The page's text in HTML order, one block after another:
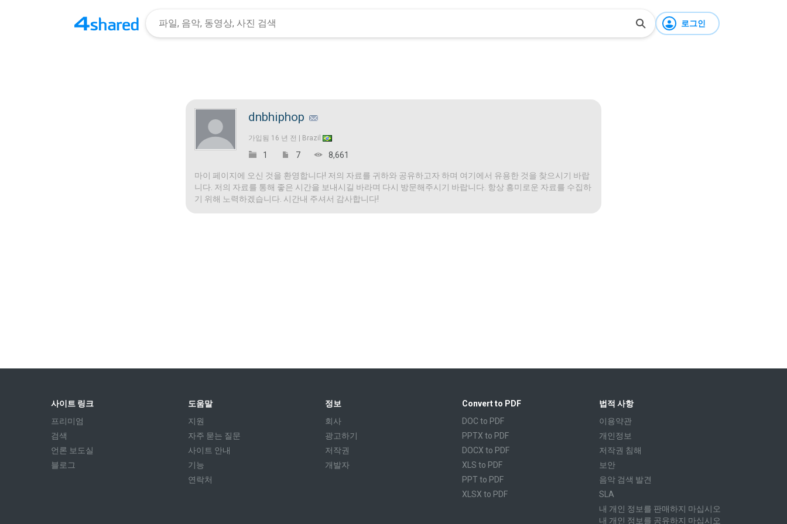
로그인
dnbhiphop
가입됨 16 년 전 | Brazil
1 7 8,661
마이 페이지에 오신 것을 환영합니다! 저의 자료를 귀하와 공유하고자 하며 여기에서 유용한 것을 찾으시기 바랍
니다. 저의 자료를 통해 좋은 시간을 보내시길 바라며 다시 방문해주시기 바랍니다. 항상 흥미로운 자료를 수집하
기 위해 노력하겠습니다. 시간내 주셔서 감사합니다!
사이트 링크
프리미엄
검색
언론 보도실
블로그
도움말
지원
자주 묻는 질문
사이트 안내
기능
연락처
정보
회사
광고하기
저작권
개발자
Convert to PDF
DOC to PDF
PPTX to PDF
DOCX to PDF
XLS to PDF
PPT to PDF
XLSX to PDF
법적 사항
이용약관
개인정보
저작권 침해
보안
음악 검색 발견
SLA
내 개인 정보를 판매하지 마십시오
내 개인 정보를 공유하지 마십시오